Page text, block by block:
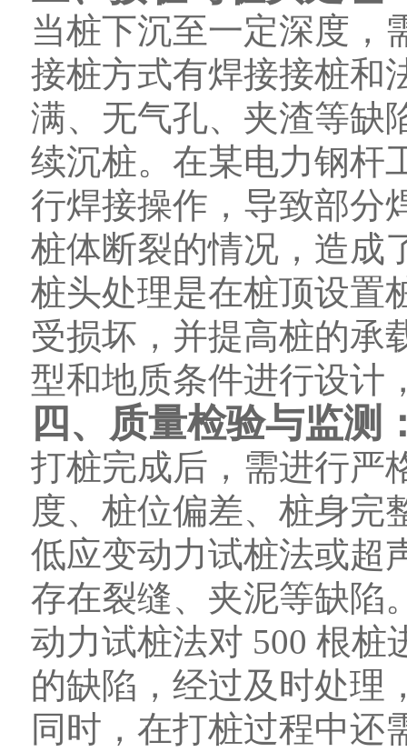
当桩下沉至一定深度，
接桩方式有焊接接桩和
满、无气孔、夹渣等缺
续沉桩。在某电力钢杆
行焊接操作，导致部分
桩体断裂的情况，造成
桩头处理是在桩顶设置
受损坏，并提高桩的承
型和地质条件进行设计
四、质量检验与监测
打桩完成后，需进行严
度、桩位偏差、桩身完
低应变动力试桩法或超
存在裂缝、夹泥等缺陷
动力试桩法对 500 根桩
的缺陷，经过及时处理
同时，在打桩过程中还